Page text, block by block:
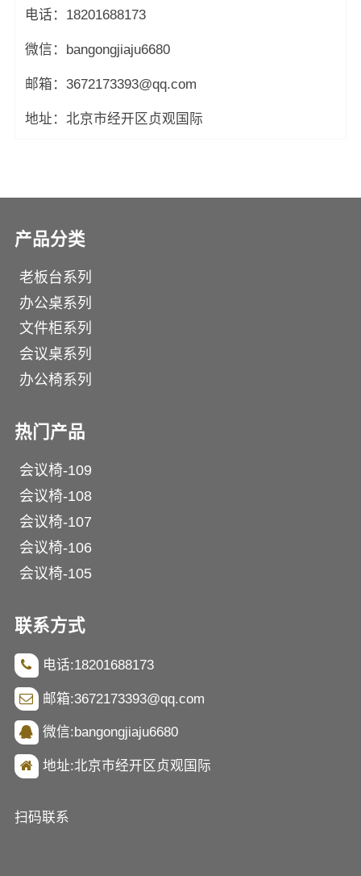
电话：18201688173
微信：bangongjiaju6680
邮箱：3672173393@qq.com
地址：北京市经开区贞观国际
产品分类
老板台系列
办公桌系列
文件柜系列
会议桌系列
办公椅系列
热门产品
会议椅-109
会议椅-108
会议椅-107
会议椅-106
会议椅-105
联系方式
电话:18201688173
邮箱:3672173393@qq.com
微信:bangongjiaju6680
地址:北京市经开区贞观国际
扫码联系